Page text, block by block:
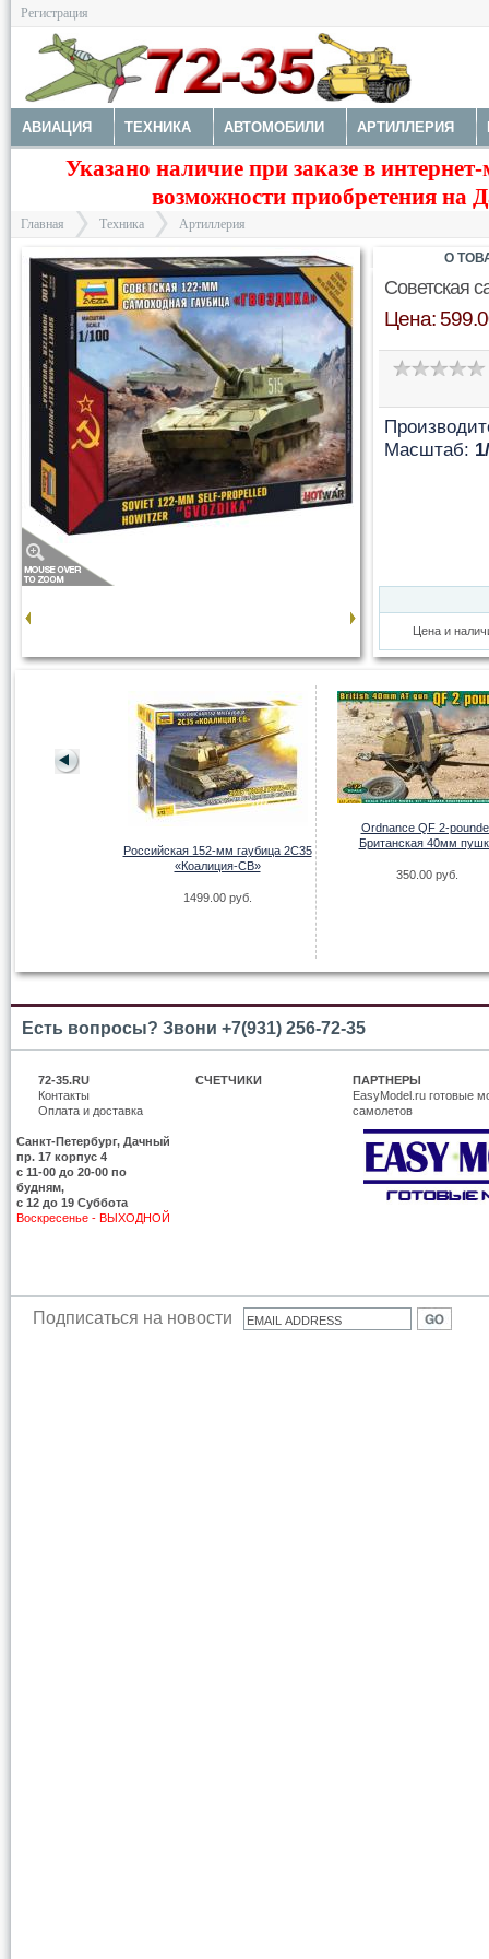
Регистрация
АВИАЦИЯ ТЕХНИКА АВТОМОБИЛИ АРТИЛЛЕРИЯ
МОТОТЕХНИКА ТЕХНИКА РАЗНАЯ ФИГУРЫ МОДЕЛИ
КРАСКИ И ИНСТРУМЕНТЫ
Указано наличие при заказе в
возможности приобретения на
Главная
>
Техника
>
Артиллерия
Советская
Цена:
Масштаб:
Цена и
О
Российская 152-мм гаубица 2С35
«Коалиция-СВ»
1499.00 руб.
Ordnance QF 2-
Британская 40мм
350.00 руб.
Есть вопросы? Звони +7(931) 256-72-35
72-35.RU
Контакты
Оплата и доставка
Санкт-Петербург, Дачный
пр. 17 корпус 4
c 11-00 до 20-00 по
будням,
с 12 до 19 Суббота
Воскресенье - ВЫХОДНОЙ
СЧЕТЧИКИ
ПАРТНЕРЫ
EasyModel.ru готовые
самолетов
Подписаться на новости